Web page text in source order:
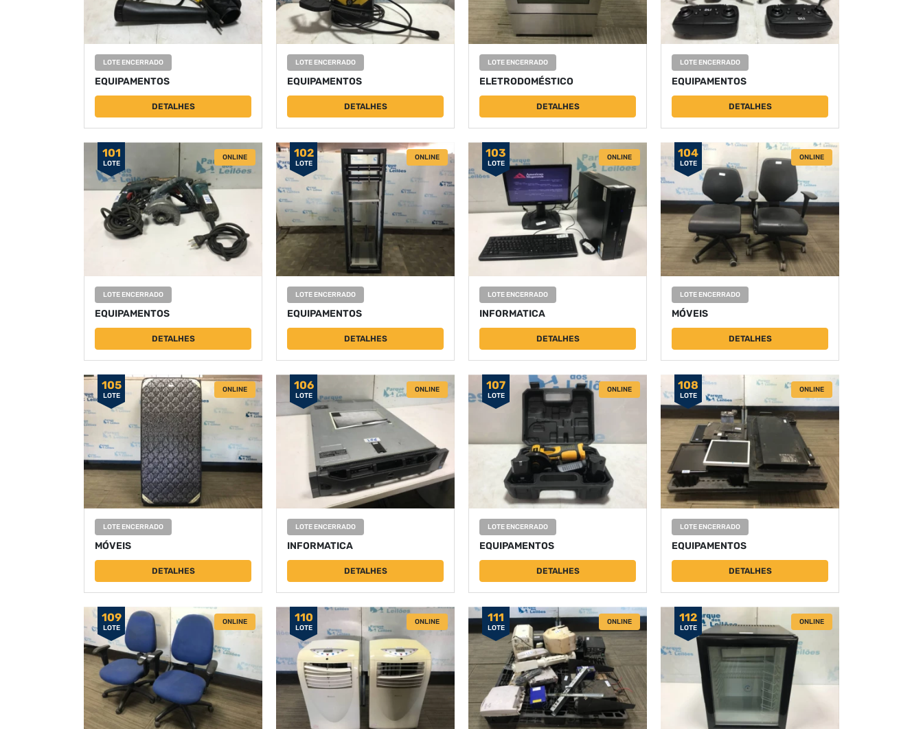
LOTE ENCERRADO
EQUIPAMENTOS
DETALHES
LOTE ENCERRADO
EQUIPAMENTOS
DETALHES
LOTE ENCERRADO
ELETRODOMÉSTICO
DETALHES
LOTE ENCERRADO
EQUIPAMENTOS
DETALHES
101
LOTE
ONLINE
LOTE ENCERRADO
EQUIPAMENTOS
DETALHES
102
LOTE
ONLINE
LOTE ENCERRADO
EQUIPAMENTOS
DETALHES
103
LOTE
ONLINE
LOTE ENCERRADO
INFORMATICA
DETALHES
104
LOTE
ONLINE
LOTE ENCERRADO
MÓVEIS
DETALHES
105
LOTE
ONLINE
LOTE ENCERRADO
MÓVEIS
DETALHES
106
LOTE
ONLINE
LOTE ENCERRADO
INFORMATICA
DETALHES
107
LOTE
ONLINE
LOTE ENCERRADO
EQUIPAMENTOS
DETALHES
108
LOTE
ONLINE
LOTE ENCERRADO
EQUIPAMENTOS
DETALHES
109
LOTE
ONLINE 110
LOTE
ONLINE 111
LOTE
ONLINE 112
LOTE
ONLINE